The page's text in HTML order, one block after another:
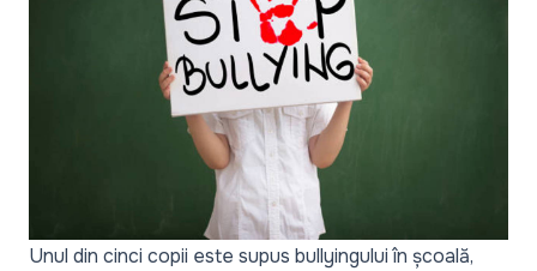
Unul din cinci copii este supus bullyingului în școală,